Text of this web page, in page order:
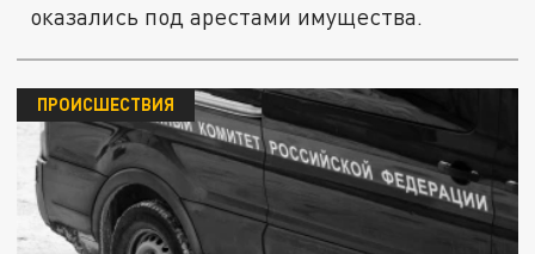
оказались под арестами имущества.
ПРОИСШЕСТВИЯ